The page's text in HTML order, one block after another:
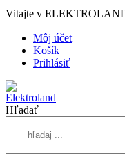
Vitajte v
Môj účet
Košík
Prihlásiť
Hľadať